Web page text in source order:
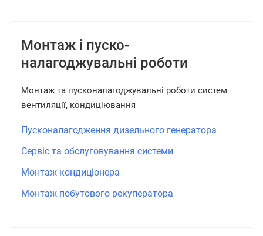
Монтаж і пуско-
налагоджувальні роботи
Монтаж та пусконалагоджувальні роботи систем
вентиляції, кондиціювання
Пусконалагодження дизельного генератора
Сервіс та обслуговування системи
Монтаж кондиціонера
Монтаж побутового рекуператора